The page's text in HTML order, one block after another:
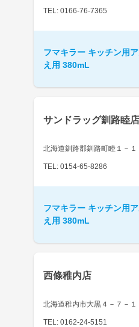
TEL: 0166-76-7365
フマキラー キッチン用
え用 380mL
サンドラッグ釧路睦店
北海道釧路郡釧路町睦１－
TEL: 0154-65-8286
フマキラー キッチン用
え用 380mL
西條稚内店
北海道稚内市大黒４－７－１
TEL: 0162-24-5151